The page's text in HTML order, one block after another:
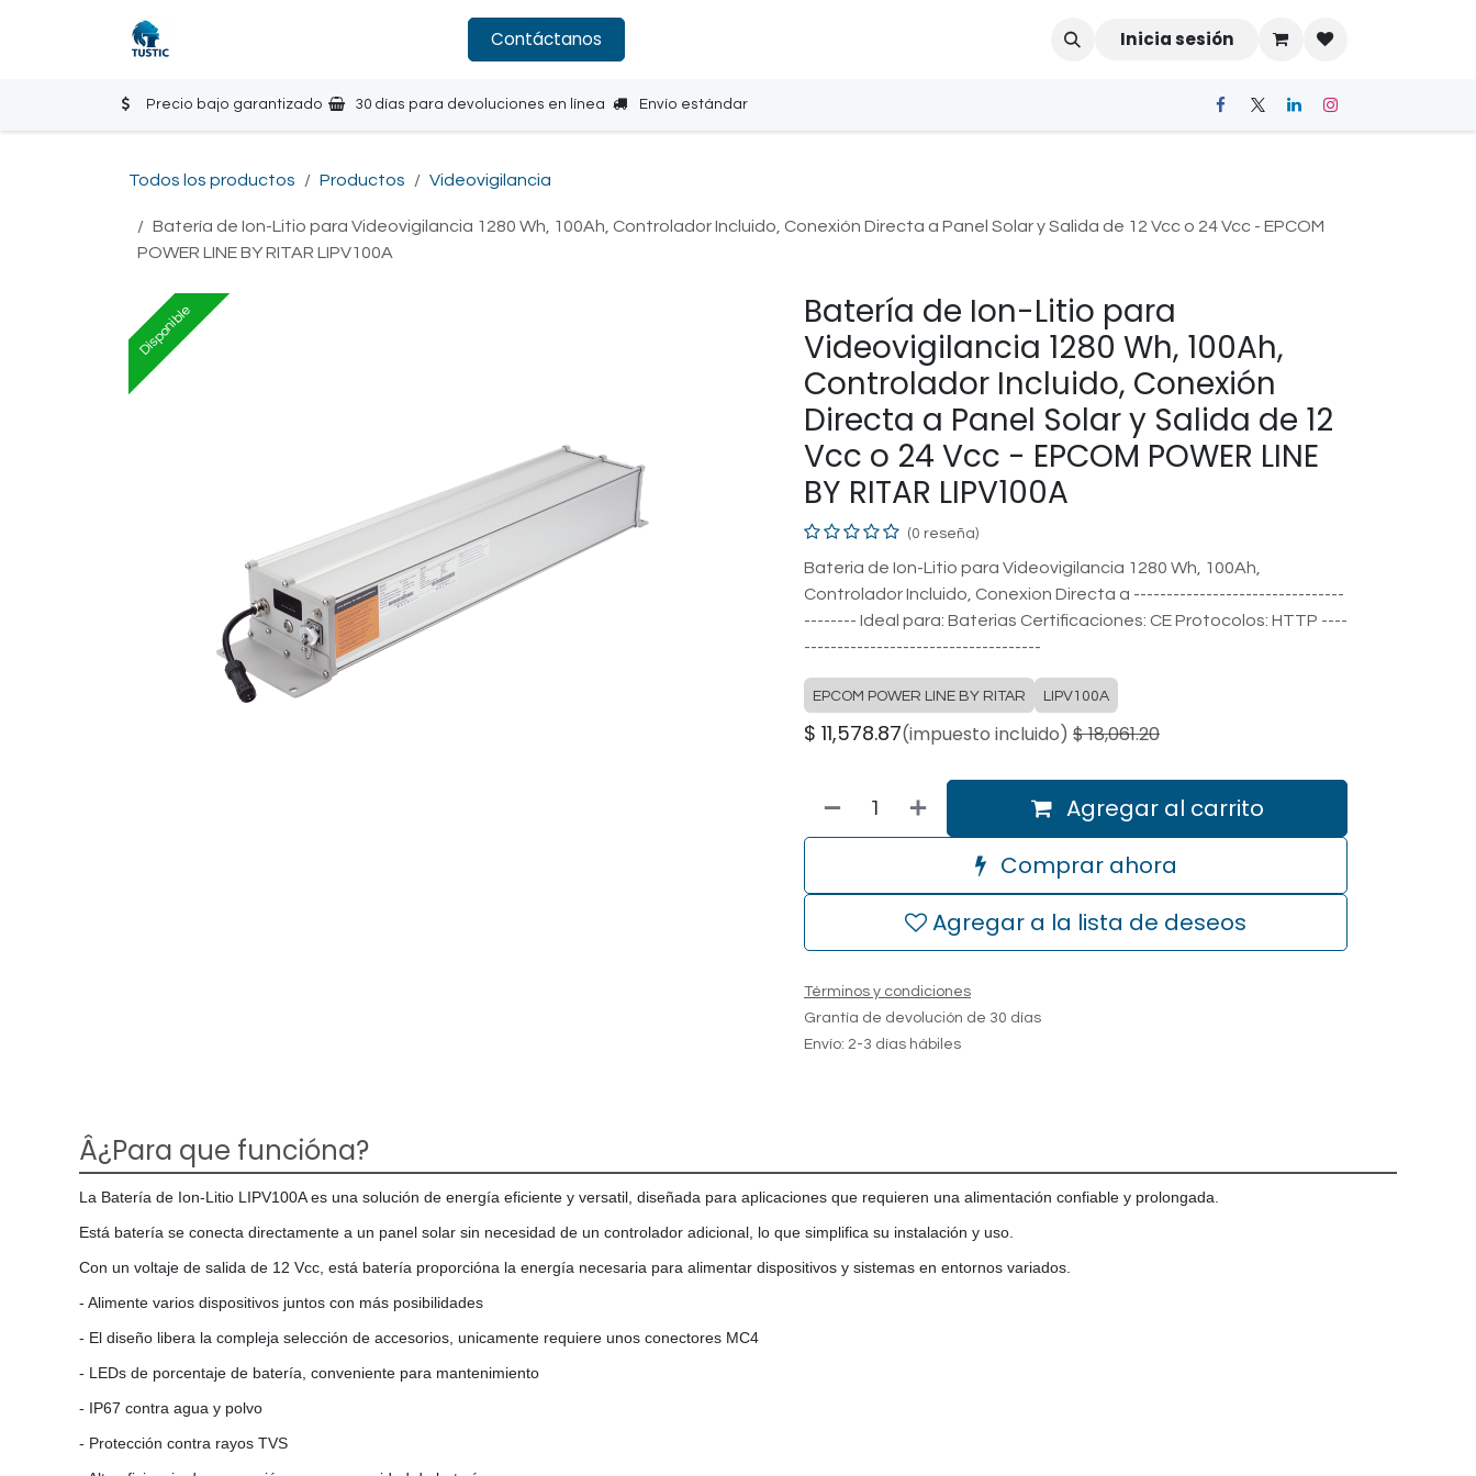
Contáctanos Inicia sesión
Precio bajo garantizado 30 días para devoluciones en línea Envío estándar
Todos los productos Productos Videovigilancia
Batería de Ion-Litio para Videovigilancia 1280 Wh, 100Ah, Controlador Incluido, Conexión Directa a Panel Solar y Salida de 12 Vcc o 24 Vcc - EPCOM
POWER LINE BY RITAR LIPV100A
Disponible
Disponible
Batería de Ion-Litio para
Videovigilancia 1280 Wh, 100Ah,
Controlador Incluido, Conexión
Directa a Panel Solar y Salida de 12
Vcc o 24 Vcc - EPCOM POWER LINE
BY RITAR LIPV100A
(0 reseña)
Bateria de Ion-Litio para Videovigilancia 1280 Wh, 100Ah,
Controlador Incluido, Conexion Directa a --------------------------------
-------- Ideal para: Baterias Certificaciones: CE Protocolos: HTTP ----
------------------------------------
EPCOM POWER LINE BY RITAR LIPV100A
$ 11,578.87(impuesto incluido) $18,061.20
Agregar al carrito
Comprar ahora
Agregar a la lista de deseos
Términos y condiciones
Grantía de devolución de 30 días
Envío: 2-3 días hábiles
Â¿Para que funcióna?
La Batería de Ion-Litio LIPV100A es una solución de energía eficiente y versatil, diseñada para aplicaciones que requieren una alimentación confiable y prolongada.
Está batería se conecta directamente a un panel solar sin necesidad de un controlador adicional, lo que simplifica su instalación y uso.
Con un voltaje de salida de 12 Vcc, está batería proporcióna la energía necesaria para alimentar dispositivos y sistemas en entornos variados.
- Alimente varios dispositivos juntos con más posibilidades
- El diseño libera la compleja selección de accesorios, unicamente requiere unos conectores MC4
- LEDs de porcentaje de batería, conveniente para mantenimiento
- IP67 contra agua y polvo
- Protección contra rayos TVS